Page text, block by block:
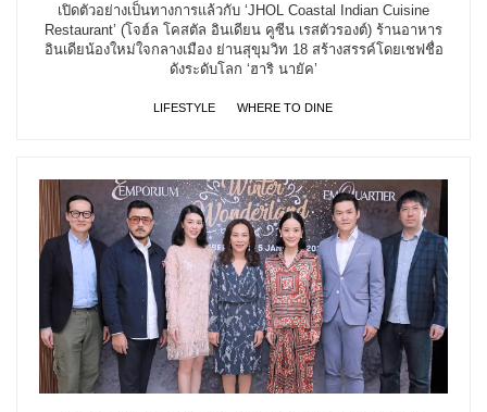
เปิดตัวอย่างเป็นทางการแล้วกับ ‘JHOL Coastal Indian Cuisine
Restaurant’ (โจฮ์ล โคสตัล อินเดียน คูซีน เรสตัวรองต์) ร้านอาหาร
อินเดียน้องใหม่ใจกลางเมือง ย่านสุขุมวิท 18 สร้างสรรค์โดยเชฟชื่อ
ดังระดับโลก ‘ฮาริ นายัค’
LIFESTYLE WHERE TO DINE